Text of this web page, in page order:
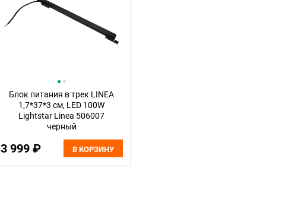
Блок питания в трек LINEA
1,7*37*3 см, LED 100W
Lightstar Linea 506007
черный
3 999 ₽ В КОРЗИНУ